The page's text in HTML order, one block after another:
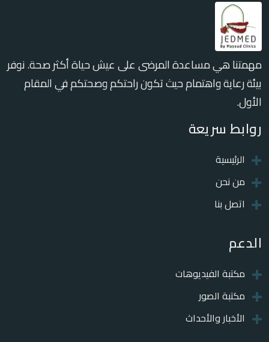
مهمتنا هي مساعدة المرضى على عيش حياة أكثر صحة. نوفر
بيئة رعاية واهتمام حيث تكون راحتكم وصحتكم في المقام
الأول.
روابط سريعة
الرئيسية
من نحن
اتصل بنا
الدعم
مكتبة الفيديوهات
مكتبة الصور
الأخبار والأحداث